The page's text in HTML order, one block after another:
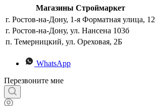
Магазины Строймаркет
г. Ростов-на-Дону, 1-я Форматная улица, 12
г. Ростов-на-Дону, ул. Нансена 103б
п. Темерницкий, ул. Ореховая, 2Б
WhatsApp
Перезвоните мне